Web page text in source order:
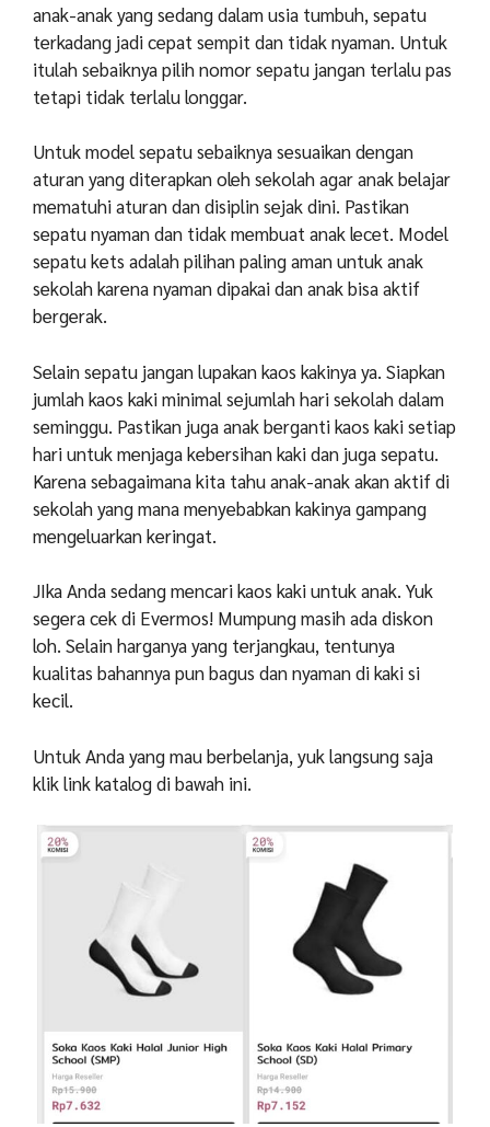
anak-anak yang sedang dalam usia tumbuh, sepatu
terkadang jadi cepat sempit dan tidak nyaman. Untuk
itulah sebaiknya pilih nomor sepatu jangan terlalu pas
tetapi tidak terlalu longgar.
Untuk model sepatu sebaiknya sesuaikan dengan
aturan yang diterapkan oleh sekolah agar anak belajar
mematuhi aturan dan disiplin sejak dini. Pastikan
sepatu nyaman dan tidak membuat anak lecet. Model
sepatu kets adalah pilihan paling aman untuk anak
sekolah karena nyaman dipakai dan anak bisa aktif
bergerak.
Selain sepatu jangan lupakan kaos kakinya ya. Siapkan
jumlah kaos kaki minimal sejumlah hari sekolah dalam
seminggu. Pastikan juga anak berganti kaos kaki setiap
hari untuk menjaga kebersihan kaki dan juga sepatu.
Karena sebagaimana kita tahu anak-anak akan aktif di
sekolah yang mana menyebabkan kakinya gampang
mengeluarkan keringat.
JIka Anda sedang mencari kaos kaki untuk anak. Yuk
segera cek di Evermos! Mumpung masih ada diskon
loh. Selain harganya yang terjangkau, tentunya
kualitas bahannya pun bagus dan nyaman di kaki si
kecil.
Untuk Anda yang mau berbelanja, yuk langsung saja
klik link katalog di bawah ini.